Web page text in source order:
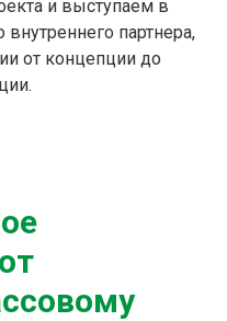
и выступаем в
партнера,
от концепции до